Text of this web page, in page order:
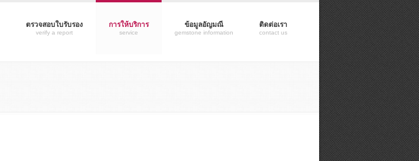
ตรวจสอบใบรับรอง
verify a report
การให้บริการ
service
ข้อมูลอัญมณี
gemstone information
ติดต่อเรา
contact us